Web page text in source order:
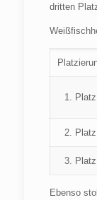
dritten
1. Platz
2. Platz
3. Platz
Ebenso